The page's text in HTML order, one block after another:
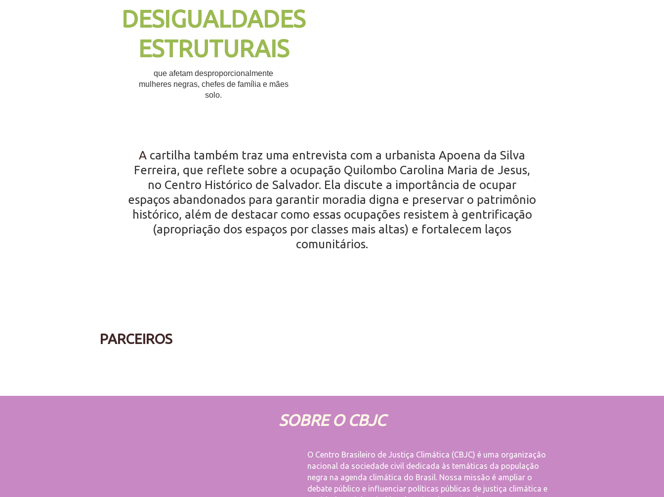
DESIGUALDADES
ESTRUTURAIS
que afetam desproporcionalmente
mulheres negras, chefes de família e mães
solo.
A cartilha também traz uma entrevista com a urbanista Apoena da Silva
Ferreira, que reflete sobre a ocupação Quilombo Carolina Maria de Jesus,
no Centro Histórico de Salvador. Ela discute a importância de ocupar
espaços abandonados para garantir moradia digna e preservar o patrimônio
histórico, além de destacar como essas ocupações resistem à gentrificação
(apropriação dos espaços por classes mais altas) e fortalecem laços
comunitários.
PARCEIROS
SOBRE O CBJC
O Centro Brasileiro de Justiça Climática (CBJC) é uma organização
nacional da sociedade civil dedicada às temáticas da população
negra na agenda climática do Brasil. Nossa missão é ampliar o
debate público e influenciar políticas públicas de justiça climática e